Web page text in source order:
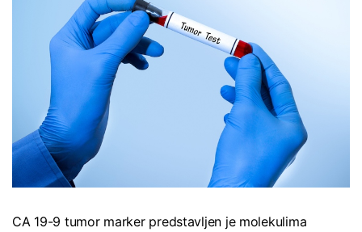
CA 19-9 tumor marker predstavljen je molekulima